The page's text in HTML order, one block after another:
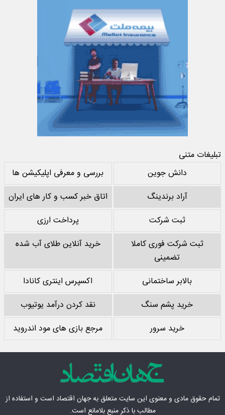
تبلیغات متنی
دانش جوین
بررسی و معرفی اپلیکیشن ها
آراد برندینگ
اتاق خبر کسب و کار های ایران
ثبت شرکت
پرداخت ارزی
ثبت شرکت فوری کاملا
تضمینی
خرید آنلاین طلای آب شده
بالابر ساختمانی
اکسپرس اینتری کانادا
خرید پشم سنگ
نقد کردن درآمد یوتیوب
خرید سرور
مرجع بازی های مود اندروید
تمام حقوق مادی‌ و معنوی این سایت متعلق بهجهان اقتصاد است و استفاده از
مطالب با ذکر منبع بلامانع است.